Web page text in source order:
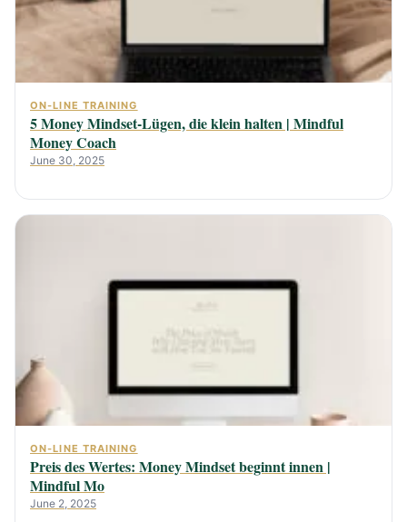
ON-LINE TRAINING
5 Money Mindset-Lügen, die klein halten | Mindful
Money Coach
June 30, 2025
ON-LINE TRAINING
Preis des Wertes: Money Mindset beginnt innen |
Mindful Mo
June 2, 2025